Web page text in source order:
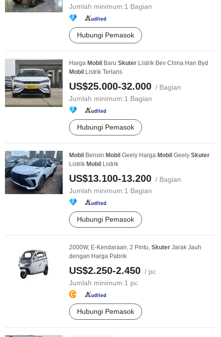
Jumlah minimum:1 Bagian
Hubungi Pemasok
Harga Mobil Baru Skuter Listrik Bev China Han Byd
Mobil Listrik Terlaris
US$25.000-32.000 / Bagian
Jumlah minimum:1 Bagian
Hubungi Pemasok
Mobil Bensin Mobil Geely Harga Mobil Geely Skuter
Listrik Mobil Listrik
US$13.100-13.200 / Bagian
Jumlah minimum:1 Bagian
Hubungi Pemasok
2000W, E-Kendaraan, 2 Pintu, Skuter Jarak Jauh
dengan Harga Pabrik
US$2.250-2.450 / pc
Jumlah minimum:1 pc
Hubungi Pemasok